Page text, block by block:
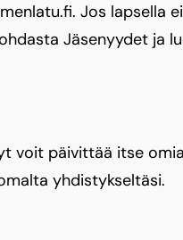
Jos lapsella
Jäsenyydet ja
voit päivittää itse
yhdistykseltäsi.